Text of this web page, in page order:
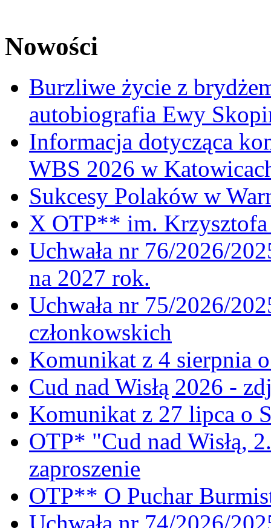
Nowości
Burzliwe życie z
autobiografia Ewy
Informacja dotycząca
WBS 2026 w
Sukcesy Polaków w
X OTP** im. Krzysztofa
Uchwała nr 76/2026/
na 2027 rok.
Uchwała nr 75/2026/
członkowskich
Komunikat z 4 sierpnia
Cud nad Wisłą 2026 -
Komunikat z 27 lipca o
OTP* "Cud nad Wisłą,
zaproszenie
OTP** O Puchar